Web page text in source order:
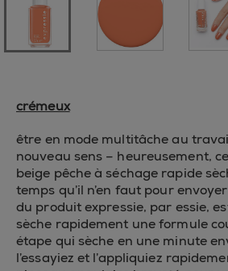
crémeux
être en mode multitâche au
nouveau sens – heureusement,
beige pêche à séchage rapide
temps qu’il n’en faut pour
du produit expressie, par essie,
sèche rapidement une formule
étape qui sèche en une minute
l’essayiez et l’appliquiez